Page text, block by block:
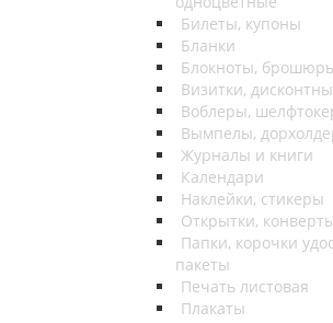
Билеты, купоны
Бланки
Блокноты,
Визитки,
Воблеры,
Вымпелы,
Журналы и книги
Календари
Наклейки, стикеры
Открытки,
Папки, корочки
пакеты
Печать листовая
Плакаты